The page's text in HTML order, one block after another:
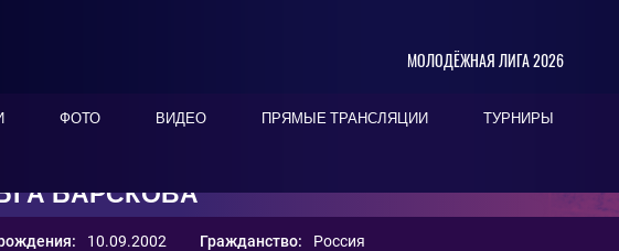
МОЛОДЁЖНАЯ ЛИГА 2026
ФОТО ВИДЕО ПРЯМЫЕ ТРАНСЛЯЦИИ ТУРНИРЫ
БАРСКОВА
10.09.2002 Гражданство:
Россия